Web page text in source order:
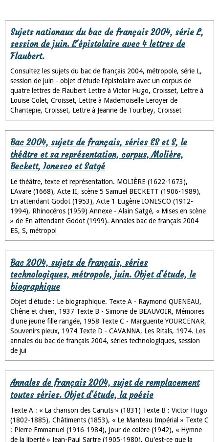
Sujets nationaux du bac de français 2004, série L,
session de juin. L'épistolaire avec 4 lettres de
Flaubert.
Consultez les sujets du bac de français 2004, métropole, série L,
session de juin - objet d'étude l'épistolaire avec un corpus de
quatre lettres de Flaubert Lettre à Victor Hugo, Croisset, Lettre à
Louise Colet, Croisset, Lettre à Mademoiselle Leroyer de
Chantepie, Croisset, Lettre à Jeanne de Tourbey, Croisset
Bac 2004, sujets de français, séries ES et S, le
théâtre et sa représentation, corpus, Molière,
Beckett, Ionesco et Satgé
Le théâtre, texte et représentation. MOLIÈRE (1622-1673),
L'Avare (1668), Acte II, scène 5 Samuel BECKETT (1906-1989),
En attendant Godot (1953), Acte 1 Eugène IONESCO (1912-
1994), Rhinocéros (1959) Annexe - Alain Satgé, « Mises en scène
» de En attendant Godot (1999). Annales bac de français 2004
ES, S, métropol
Bac 2004, sujets de français, séries
technologiques, métropole, juin. Objet d'étude, le
biographique
Objet d'étude : Le biographique. Texte A - Raymond QUENEAU,
Chêne et chien, 1937 Texte B - Simone de BEAUVOIR, Mémoires
d'une jeune fille rangée, 1958 Texte C - Marguerite YOURCENAR,
Souvenirs pieux, 1974 Texte D - CAVANNA, Les Ritals, 1974. Les
annales du bac de français 2004, séries technologiques, session
de jui
Annales de français 2004, sujet de remplacement
toutes séries. Objet d'étude, la poésie
Texte A : « La chanson des Canuts » (1831) Texte B : Victor Hugo
(1802-1885), Châtiments (1853), « Le Manteau Impérial » Texte C
: Pierre Emmanuel (1916-1984), Jour de colère (1942), « Hymne
de la liberté » Jean-Paul Sartre (1905-1980), Qu'est-ce que la